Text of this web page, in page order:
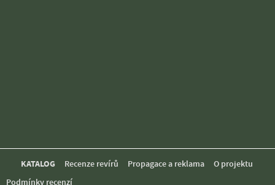
KATALOG Recenze revírů Propagace a reklama
O projektu
Podmínky recenzí